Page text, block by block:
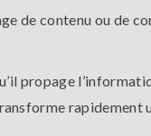
de contenu ou de
propage
rapidement